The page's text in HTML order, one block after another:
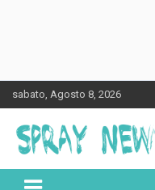
to
content
sabato, Agosto 8, 2026
Spraynews.it